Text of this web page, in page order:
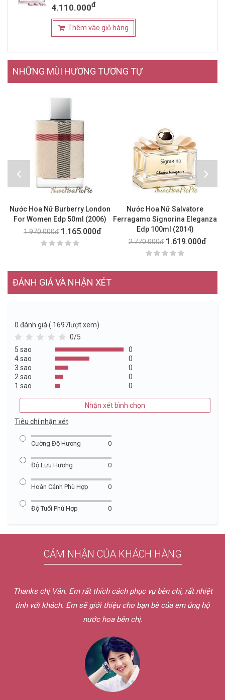
4.110.000đ
Thêm vào giỏ hàng
NHỮNG MÙI HƯƠNG TƯƠNG TỰ
Nước Hoa Nữ Burberry London
For Women Edp 50ml (2006)
1.970.000đ 1.165.000đ
Nước Hoa Nữ Salvatore
Ferragamo Signorina Eleganza
Edp 100ml (2014)
2.770.000đ 1.619.000đ
ĐÁNH GIÁ VÀ NHẬN XÉT
0 đánh giá ( 1697lượt xem)
0/5
5 sao
0
4 sao
0
3 sao
0
2 sao
0
1 sao
0
Nhận xét bình chọn
Tiêu chí nhận xét
Cường Độ Hương 0
Độ Lưu Hương 0
Hoàn Cảnh Phù Hợp 0
Độ Tuổi Phù Hợp 0
CẢM NHẬN CỦA KHÁCH HÀNG
Thanks chị Vân. Em rất thích cách phục vụ bên chị, rất nhiệt
tình với khách. Em sẽ giới thiệu cho bạn bè của em ủng hộ
nước hoa bên chị.